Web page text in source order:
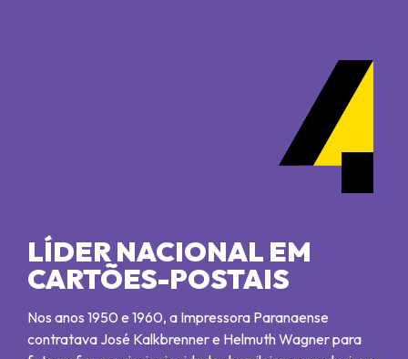
LÍDER NACIONAL EM
CARTÕES-POSTAIS
Nos anos 1950 e 1960, a Impressora Paranaense
contratava José Kalkbrenner e Helmuth Wagner para